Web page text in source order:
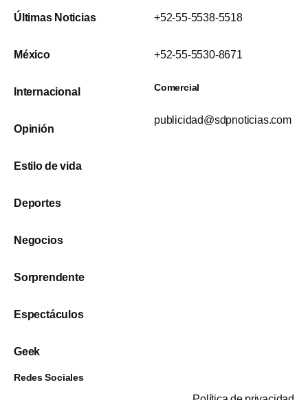
Últimas Noticias
México
Internacional
Opinión
Estilo de vida
Deportes
Negocios
Sorprendente
Espectáculos
Geek
+52-55-5538-5518
+52-55-5530-8671
Comercial
publicidad@sdpnoticias.com
Redes Sociales